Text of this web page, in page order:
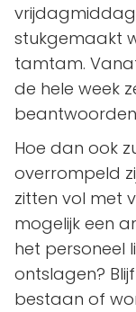
stukgemaakt
tamtam.
de hele week
Hoe dan ook
overrompeld
zitten vol met
mogelijk een
het personeel
ontslagen?
bestaan of